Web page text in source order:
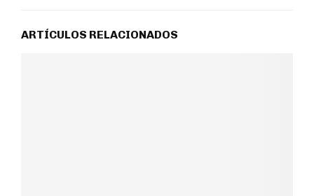
ARTÍCULOS RELACIONADOS